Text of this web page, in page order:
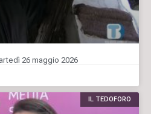
26 maggio 2026
IL TEDOFORO